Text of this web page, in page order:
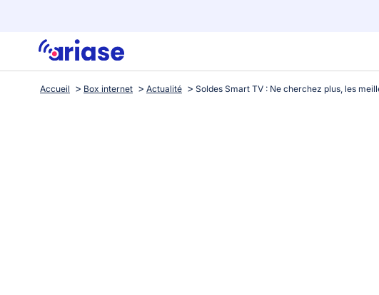
Accueil Box internet Actualité